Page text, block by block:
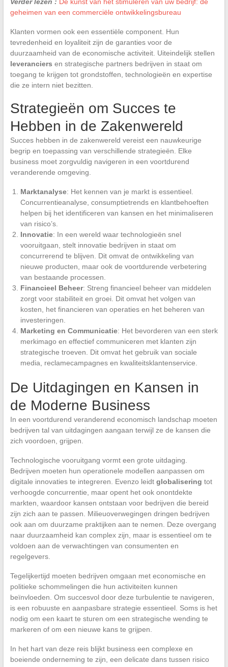
geheimen van een commerciële ontwikkelingsbureau
Klanten vormen ook een essentiële component. Hun
tevredenheid en loyaliteit zijn de garanties voor de
duurzaamheid van de economische activiteit. Uiteindelijk stellen
leveranciers en strategische partners bedrijven in staat om
toegang te krijgen tot grondstoffen, technologieën en expertise
die ze intern niet bezitten.
Strategieën om Succes te
Hebben in de Zakenwereld
Succes hebben in de zakenwereld vereist een nauwkeurige
begrip en toepassing van verschillende strategieën. Elke
business moet zorgvuldig navigeren in een voortdurend
veranderende omgeving.
Marktanalyse: Het kennen van je markt is essentieel.
Concurrentieanalyse, consumptietrends en klantbehoeften
helpen bij het identificeren van kansen en het minimaliseren
van risico’s.
Innovatie: In een wereld waar technologieën snel
vooruitgaan, stelt innovatie bedrijven in staat om
concurrerend te blijven. Dit omvat de ontwikkeling van
nieuwe producten, maar ook de voortdurende verbetering
van bestaande processen.
Financieel Beheer: Streng financieel beheer van middelen
zorgt voor stabiliteit en groei. Dit omvat het volgen van
kosten, het financieren van operaties en het beheren van
investeringen.
Marketing en Communicatie: Het bevorderen van een sterk
merkimago en effectief communiceren met klanten zijn
strategische troeven. Dit omvat het gebruik van sociale
media, reclamecampagnes en kwaliteitsklantenservice.
De Uitdagingen en Kansen in
de Moderne Business
In een voortdurend veranderend economisch landschap moeten
bedrijven tal van uitdagingen aangaan terwijl ze de kansen die
zich voordoen, grijpen.
Technologische vooruitgang vormt een grote uitdaging.
Bedrijven moeten hun operationele modellen aanpassen om
digitale innovaties te integreren. Evenzo leidt globalisering tot
verhoogde concurrentie, maar opent het ook onontdekte
markten, waardoor kansen ontstaan voor bedrijven die bereid
zijn zich aan te passen. Milieuoverwegingen dringen bedrijven
ook aan om duurzame praktijken aan te nemen. Deze overgang
naar duurzaamheid kan complex zijn, maar is essentieel om te
voldoen aan de verwachtingen van consumenten en
regelgevers.
Tegelijkertijd moeten bedrijven omgaan met economische en
politieke schommelingen die hun activiteiten kunnen
beïnvloeden. Om succesvol door deze turbulentie te navigeren,
is een robuuste en aanpasbare strategie essentieel. Soms is het
nodig om een kaart te sturen om een strategische wending te
markeren of om een nieuwe kans te grijpen.
In het hart van deze reis blijkt business een complexe en
boeiende onderneming te zijn, een delicate dans tussen risico